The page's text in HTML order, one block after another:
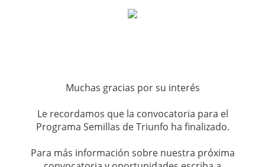
Muchas gracias por su interés
Le recordamos que la convocatoria para el
Programa Semillas de Triunfo ha finalizado.
Para más información sobre nuestra próxima